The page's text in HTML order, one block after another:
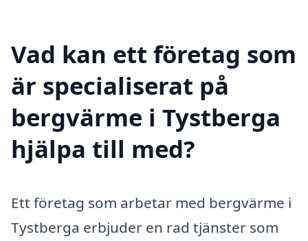
Vad kan ett företag som
är specialiserat på
bergvärme i Tystberga
hjälpa till med?
Ett företag som arbetar med bergvärme i
Tystberga erbjuder en rad tjänster som